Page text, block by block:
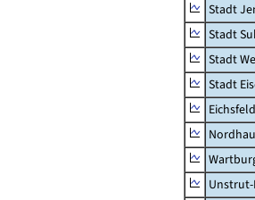
Stadt
Stadt
Stadt
Stadt
Eichsfeld